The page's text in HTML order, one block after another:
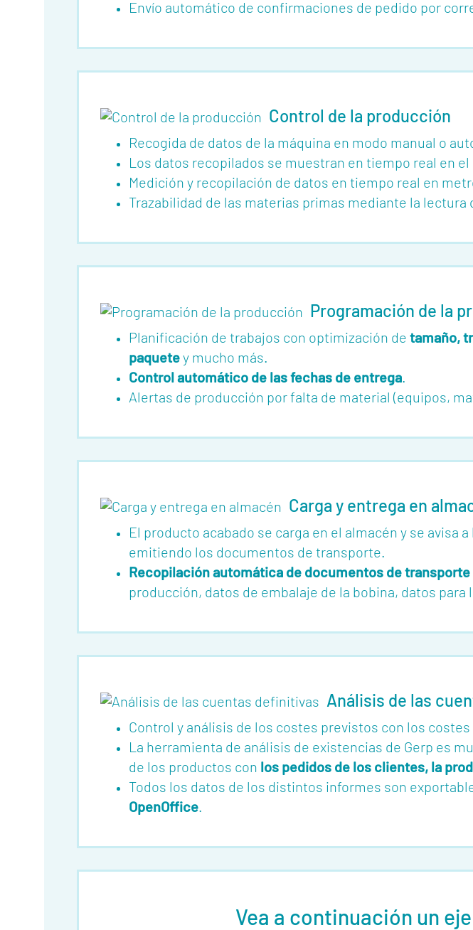
Envío automático de confirmaciones de pedido por
Control de la producción
Recogida de datos de la máquina en modo manual o
Los datos recopilados se muestran en tiempo real en
Medición y recopilación de datos en tiempo real en
Trazabilidad de las materias primas mediante la lectura
Programación de la
Planificación de trabajos con optimización de tamaño,
paquete y mucho más.
Control automático de las fechas de entrega.
Alertas de producción por falta de material (equipos,
Carga y entrega en
El producto acabado se carga en el almacén y se avisa
emitiendo los documentos de transporte.
Recopilación automática de documentos de transporte
producción, datos de embalaje de la bobina, datos para
Análisis de las
Control y análisis de los costes previstos con los
La herramienta de análisis de existencias de Gerp es
de los productos con los pedidos de los clientes, la
Todos los datos de los distintos informes son
OpenOffice.
Vea a continuación un